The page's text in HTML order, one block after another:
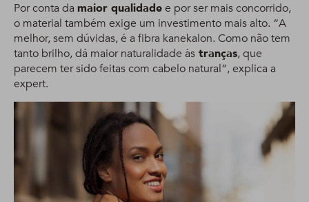
Por conta da maior qualidadee por ser mais concorrido,
o material também exige um investimento mais alto. “A
melhor, sem dúvidas, é a fibra kanekalon. Como não tem
tanto brilho, dá maior naturalidade às tranças, que
parecem ter sido feitas com cabelo natural”, explica a
expert.